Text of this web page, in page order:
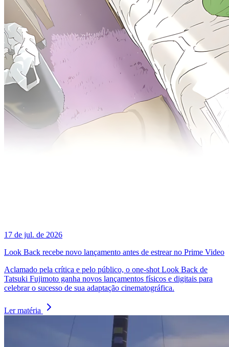
17 de jul. de 2026
Look Back recebe novo lançamento antes de estrear no Prime Video
Aclamado pela crítica e pelo público, o one-shot Look Back de
Tatsuki Fujimoto ganha novos lançamentos físicos e digitais para
celebrar o sucesso de sua adaptação cinematográfica.
Ler matéria